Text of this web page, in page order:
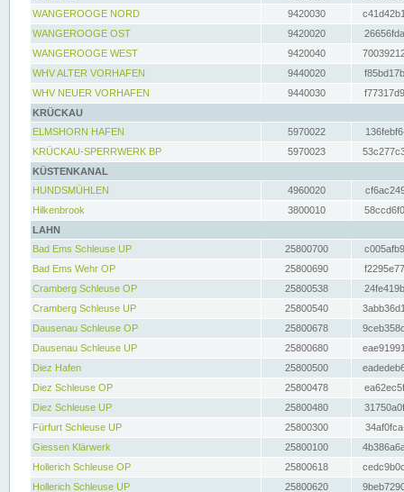
WANGEROOGE NORD
9420030
WANGEROOGE OST
9420020
WANGEROOGE WEST
9420040
WHV ALTER VORHAFEN
9440020
WHV NEUER VORHAFEN
9440030
KRÜCKAU
ELMSHORN HAFEN
5970022
KRÜCKAU-SPERRWERK BP
5970023
KÜSTENKANAL
HUNDSMÜHLEN
4960020
Hilkenbrook
3800010
LAHN
Bad Ems Schleuse UP
25800700
Bad Ems Wehr OP
25800690
Cramberg Schleuse OP
25800538
Cramberg Schleuse UP
25800540
Dausenau Schleuse OP
25800678
Dausenau Schleuse UP
25800680
Diez Hafen
25800500
Diez Schleuse OP
25800478
Diez Schleuse UP
25800480
Fürfurt Schleuse UP
25800300
Giessen Klärwerk
25800100
Hollerich Schleuse OP
25800618
Hollerich Schleuse UP
25800620